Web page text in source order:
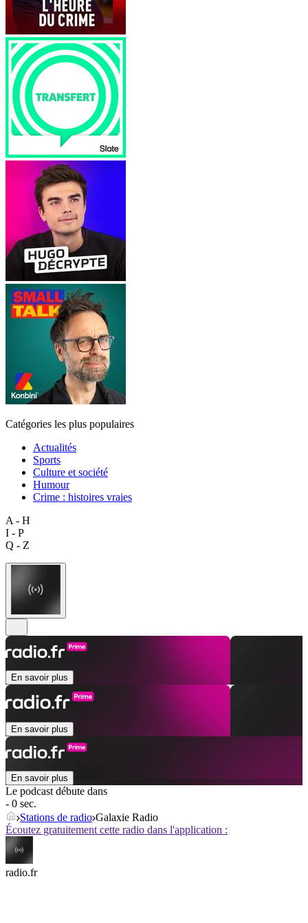
Catégories les plus populaires
Actualités
Sports
Culture et société
Humour
Crime : histoires vraies
A - H
I - P
Q - Z
En savoir plus
En savoir plus
En savoir plus
Le podcast débute dans
- 0 sec.
Stations de radio Galaxie Radio
Écoutez gratuitement cette radio dans l'application :
radio.fr